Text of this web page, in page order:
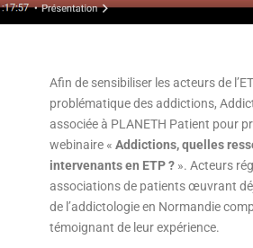
Afin de sensibiliser les acteurs de
problématique des addictions,
associée à PLANETH Patient pour
webinaire « Addictions, quelles
intervenants en ETP ?». Acteurs
associations de patients œuvrant
de l’addictologie en Normandie
témoignant de leur expérience.